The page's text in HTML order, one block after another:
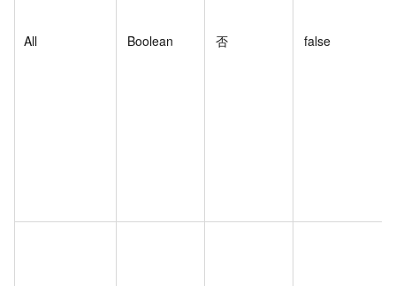
All Boolean 否 false